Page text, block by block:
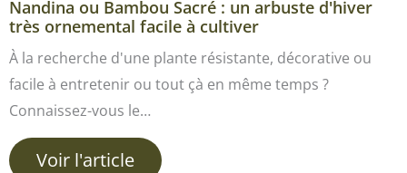
Nandina ou Bambou Sacré : un arbuste d'hiver
très ornemental facile à cultiver
À la recherche d'une plante résistante, décorative ou
facile à entretenir ou tout çà en même temps ?
Connaissez-vous le…
Voir l'article